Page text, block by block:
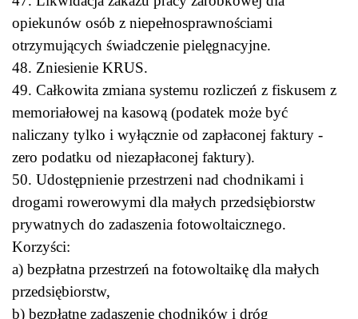
opiekunów osób z niepełnosprawnościami
otrzymujących świadczenie pielęgnacyjne.
48. Zniesienie KRUS.
49. Całkowita zmiana systemu rozliczeń z fiskusem z
memoriałowej na kasową (podatek może być
naliczany tylko i wyłącznie od zapłaconej faktury -
zero podatku od niezapłaconej faktury).
50. Udostępnienie przestrzeni nad chodnikami i
drogami rowerowymi dla małych przedsiębiorstw
prywatnych do zadaszenia fotowoltaicznego.
Korzyści:
a) bezpłatna przestrzeń na fotowoltaikę dla małych
przedsiębiorstw,
b) bezpłatne zadaszenie chodników i dróg